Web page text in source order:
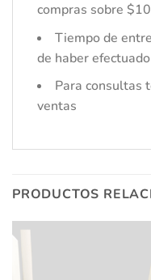
compras sobre
Tiempo de
de haber
Para consultas
ventas
PRODUCTOS